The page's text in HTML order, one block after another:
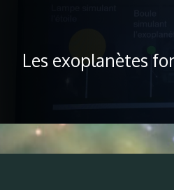
Les exoplanètes